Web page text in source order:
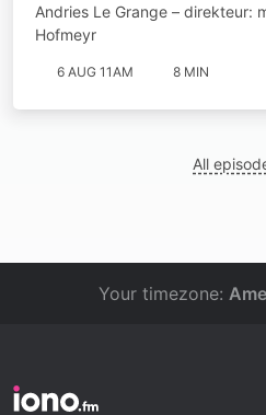
Andries Le Grange – direkteur:
Hofmeyr
6 AUG 11AM 8 MIN
All
Your timezone: